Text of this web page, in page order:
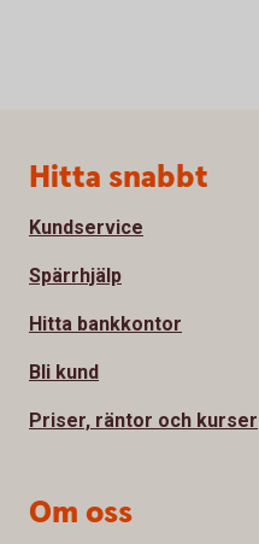
Sidfot
Hitta snabbt
Kundservice
Spärrhjälp
Hitta bankkontor
Bli kund
Priser, räntor och kurser
Om oss